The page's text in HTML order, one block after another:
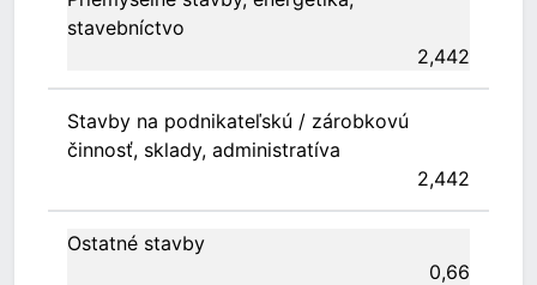
stavebníctvo
2,442
Stavby na podnikateľskú / zárobkovú
činnosť, sklady, administratíva
2,442
Ostatné stavby
0,66